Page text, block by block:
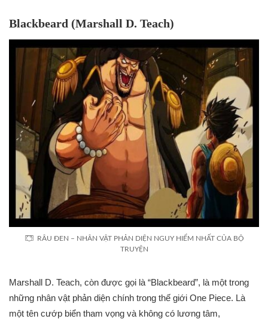
Blackbeard (Marshall D. Teach)
RÂU ĐEN – NHÂN VẬT PHẢN DIỆN NGUY HIỂM NHẤT CỦA BỘ
TRUYỆN
Marshall D. Teach, còn được gọi là “Blackbeard”, là một trong
những nhân vật phản diện chính trong thế giới One Piece. Là
một tên cướp biển tham vọng và không có lương tâm,